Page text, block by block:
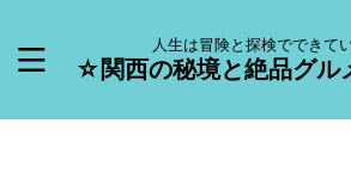
人生は冒険と探検でできて
☆関西の秘境と絶品グ